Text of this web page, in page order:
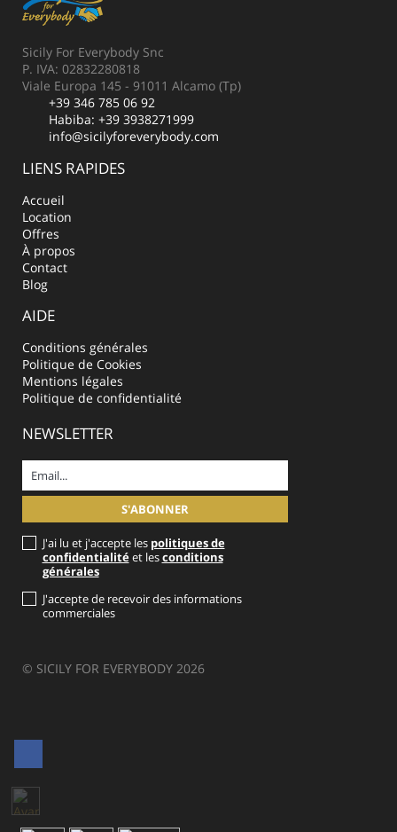
Sicily For Everybody Snc
P. IVA: 02832280818
Viale Europa 145 - 91011 Alcamo (Tp)
+39 346 785 06 92
Habiba: +39 3938271999
info@sicilyforeverybody.com
LIENS RAPIDES
Accueil
Location
Offres
À propos
Contact
Blog
AIDE
Conditions générales
Politique de Cookies
Mentions légales
Politique de confidentialité
NEWSLETTER
J'ai lu et j'accepte les politiques de
confidentialitéet lesconditions
générales
J'accepte de recevoir des informations
commerciales
© SICILY FOR EVERYBODY 2026